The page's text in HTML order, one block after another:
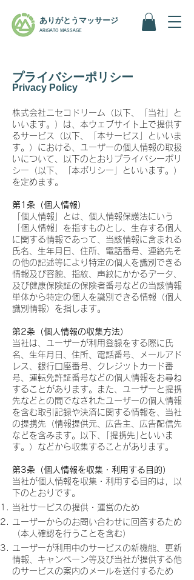
ありがとうマッサージ
ARIGATO MASSAGE
プライバシーポリシー
Privacy Policy
株式会社ニセコドリーム（以下、「当社」と
いいます。）は、本ウェブサイト上で提供す
るサービス（以下、「本サービス」といいま
す。）における、ユーザーの個人情報の取扱
いについて、以下のとおりプライバシーポリ
シー（以下、「本ポリシー」といいます。）
を定めます。
第1条（個人情報）
「個人情報」とは、個人情報保護法にいう
「個人情報」を指すものとし、生存する個人
に関する情報であって、当該情報に含まれる
氏名、生年月日、住所、電話番号、連絡先そ
の他の記述等により特定の個人を識別できる
情報及び容貌、指紋、声紋にかかるデータ、
及び健康保険証の保険者番号などの当該情報
単体から特定の個人を識別できる情報（個人
識別情報）を指します。
第2条（個人情報の収集方法）
当社は、ユーザーが利用登録をする際に氏
名、生年月日、住所、電話番号、メールアド
レス、銀行口座番号、クレジットカード番
号、運転免許証番号などの個人情報をお尋ね
することがあります。また、ユーザーと提携
先などとの間でなされたユーザーの個人情報
を含む取引記録や決済に関する情報を、当社
の提携先（情報提供元、広告主、広告配信先
などを含みます。以下、｢提携先｣といいま
す。）などから収集することがあります。
第3条（個人情報を収集・利用する目的）
当社が個人情報を収集・利用する目的は，以
下のとおりです。
当社サービスの提供・運営のため
ユーザーからのお問い合わせに回答するため
（本人確認を行うことを含む）
ユーザーが利用中のサービスの新機能、更新
情報、キャンペーン等及び当社が提供する他
のサービスの案内のメールを送付するため